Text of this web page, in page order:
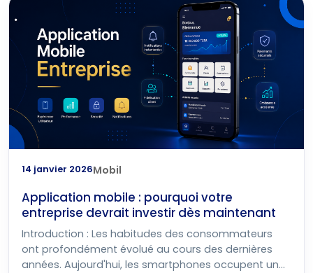
14 janvier 2026Mobil
Application mobile : pourquoi votre
entreprise devrait investir dès maintenant
Introduction : Les habitudes des consommateurs
ont profondément évolué au cours des dernières
années. Aujourd'hui, les smartphones occupent une